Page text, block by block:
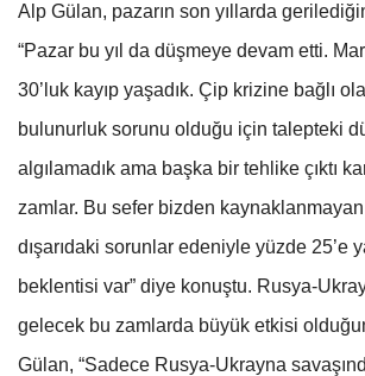
Alp Gülan, pazarın son yıllarda
“Pazar bu yıl da düşmeye devam etti.
30’luk kayıp yaşadık. Çip krizine bağlı
bulunurluk sorunu olduğu için talepteki
algılamadık ama başka bir tehlike çıktı
zamlar. Bu sefer bizden
dışarıdaki sorunlar edeniyle yüzde 25’e
beklentisi var” diye konuştu. Rusya-
gelecek bu zamlarda büyük etkisi
Gülan, “Sadece Rusya-Ukrayna